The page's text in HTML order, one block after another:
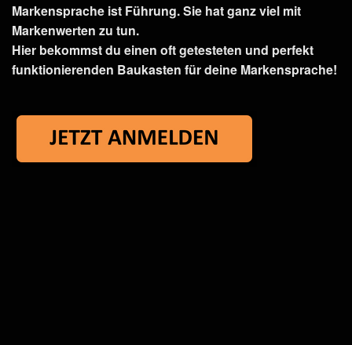
Markensprache ist Führung. Sie hat ganz viel mit
Markenwerten zu tun.
Hier bekommst du einen oft getesteten und perfekt
funktionierenden Baukasten für deine Markensprache!